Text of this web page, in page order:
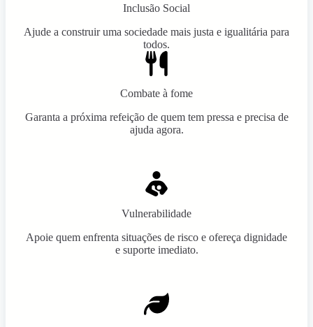
Inclusão Social
Ajude a construir uma sociedade mais justa e igualitária para
todos.
Combate à fome
Garanta a próxima refeição de quem tem pressa e precisa de
ajuda agora.
Vulnerabilidade
Apoie quem enfrenta situações de risco e ofereça dignidade
e suporte imediato.